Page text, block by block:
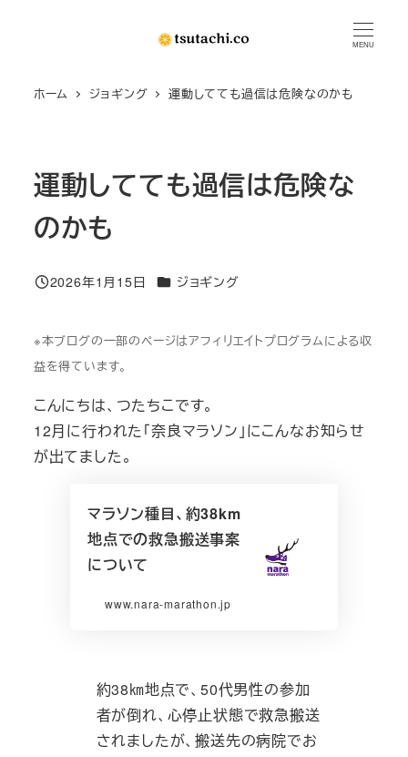
MENU
ホーム ジョギング 運動してても過信は危険なのかも
運動してても過信は危険な
のかも
投稿日
2026年1月15日 カテゴリー
ジョギング
※本ブログの一部のページはアフィリエイトプログラムによる収
益を得ています。
こんにちは、つたちこです。
12月に行われた「奈良マラソン」にこんなお知らせ
が出てました。
マラソン種目、約38km
地点での救急搬送事案
について
www.nara-marathon.jp
約38㎞地点で、50代男性の参加
者が倒れ、心停止状態で救急搬送
されましたが、搬送先の病院でお